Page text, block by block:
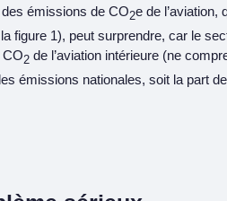
émissions de CO2e de l’aviation,
figure 1), peut surprendre, car le
2 de l’aviation intérieure (ne
émissions nationales, soit la part